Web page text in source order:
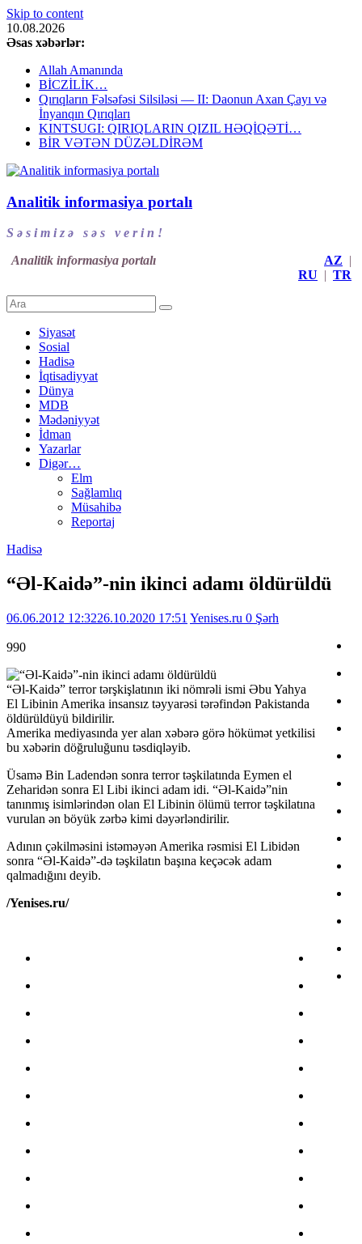
Skip to content
10.08.2026
Əsas xəbərlər:
Allah Amanında
BİCZİLİK…
Qırıqların Fəlsəfəsi Silsiləsi — II: Daonun Axan Çayı və
İnyanqın Qırıqları
KINTSUGI: QIRIQLARIN QIZIL HƏQİQƏTİ…
BİR VƏTƏN DÜZƏLDİRƏM
Analitik informasiya portalı
S ə s i m i z ə s ə s v e r i n !
Analitik informasiya portalı
AZ |
RU | TR
Siyasət
Sosial
Hadisə
İqtisadiyyat
Dünya
MDB
Mədəniyyət
İdman
Yazarlar
Digər…
Elm
Sağlamlıq
Müsahibə
Reportaj
Hadisə
“Əl-Kaidə”-nin ikinci adamı öldürüldü
06.06.2012 12:3226.10.2020 17:51 Yenises.ru 0 Şərh
990
“Əl-Kaidə” terror tərşkişlatının iki nömrəli ismi Əbu Yahya
El Libinin Amerika insansız təyyarəsi tərəfindən Pakistanda
öldürüldüyü bildirilir.
Amerika mediyasında yer alan xəbərə görə hökümət yetkilisi
bu xəbərin döğruluğunu təsdiqləyib.
Üsamə Bin Ladendən sonra terror təşkilatında Eymen el
Zeharidən sonra El Libi ikinci adam idi. “Əl-Kaidə”nin
tanınmış isimlərindən olan El Libinin ölümü terror təşkilatına
vurulan ən böyük zərbə kimi dəyərləndirilir.
Adının çəkilməsini istəməyən Amerika rəsmisi El Libidən
sonra “Əl-Kaidə”-də təşkilatın başına keçəcək adam
qalmadığını deyib.
/Yenises.ru/